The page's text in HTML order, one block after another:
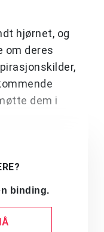
hjørnet, og
om deres
dem i
binding.